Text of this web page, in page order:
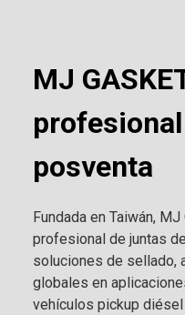
MJ
posventa
Fundada en Taiwán,
profesional de juntas
soluciones de sellado,
globales en
vehículos pickup